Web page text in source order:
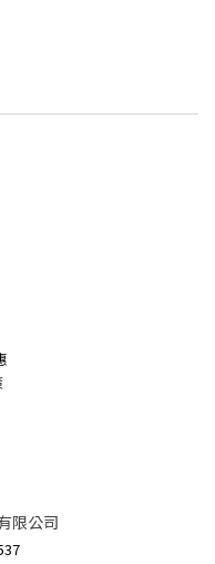
限公司